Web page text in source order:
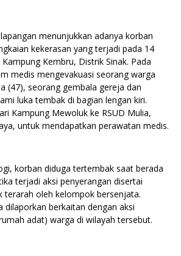
menunjukkan adanya korban
kekerasan yang terjadi pada 14
Kembru, Distrik Sinak. Pada
medis mengevakuasi seorang warga
(47), seorang gembala gereja dan
luka tembak di bagian lengan kiri.
Kampung Mewoluk ke RSUD Mulia,
untuk mendapatkan perawatan medis.
korban diduga tertembak saat berada
terjadi aksi penyerangan disertai
terarah oleh kelompok bersenjata.
dilaporkan berkaitan dengan aksi
adat) warga di wilayah tersebut.